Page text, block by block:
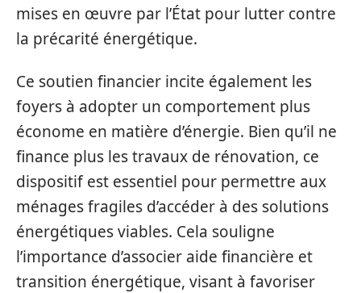
mises en œuvre par l’État pour lutter contre
la précarité énergétique.
Ce soutien financier incite également les
foyers à adopter un comportement plus
économe en matière d’énergie. Bien qu’il ne
finance plus les travaux de rénovation, ce
dispositif est essentiel pour permettre aux
ménages fragiles d’accéder à des solutions
énergétiques viables. Cela souligne
l’importance d’associer aide financière et
transition énergétique, visant à favoriser